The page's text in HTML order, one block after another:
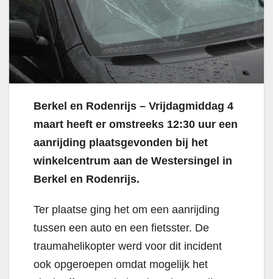
Berkel en Rodenrijs – Vrijdagmiddag 4
maart heeft er omstreeks 12:30 uur een
aanrijding plaatsgevonden bij het
winkelcentrum aan de Westersingel in
Berkel en Rodenrijs.
Ter plaatse ging het om een aanrijding
tussen een auto en een fietsster. De
traumahelikopter werd voor dit incident
ook opgeroepen omdat mogelijk het